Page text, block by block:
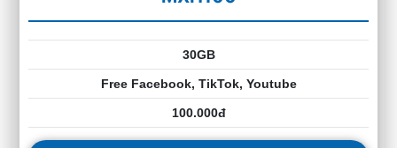
30GB
Free Facebook, TikTok, Youtube
100.000đ